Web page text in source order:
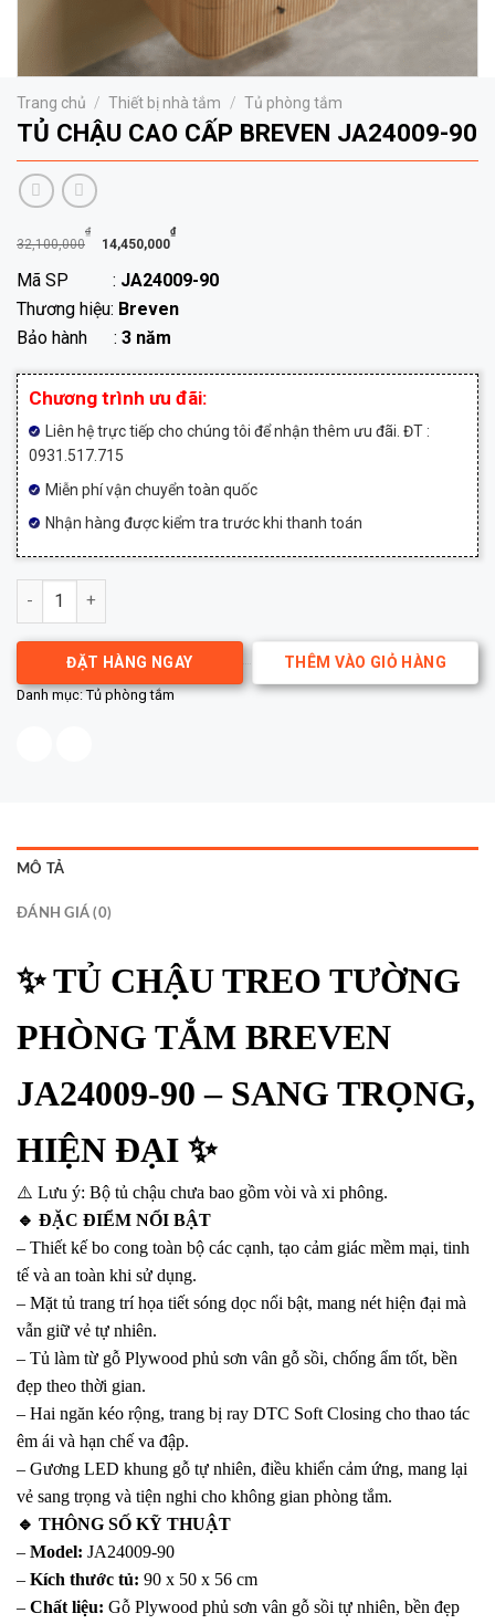
Trang chủ / Thiết bị nhà tắm / Tủ phòng tắm
TỦ CHẬU CAO CẤP BREVEN JA24009-90
32,100,000
₫
Giá
gốc
là:
32,100,000₫.
14,450,000
₫Giá
hiện
tại
là:
Mã SP : JA24009-90
Thương hiệu: Breven
Bảo hành : 3 năm
Chương trình ưu đãi:
Liên hệ trực tiếp cho chúng tôi để nhận thêm ưu đãi. ĐT :
0931.517.715
Miễn phí vận chuyển toàn quốc
Nhận hàng được kiểm tra trước khi thanh toán
TỦ CHẬU CAO CẤP BREVEN JA24009-90 số lượng
THÊM VÀO GIỎ HÀNG
ĐẶT HÀNG NGAY
Danh mục:Tủ phòng tắm
MÔ TẢ
ĐÁNH GIÁ (0)
✨ TỦ CHẬU TREO TƯỜNG
PHÒNG TẮM BREVEN
JA24009-90 – SANG TRỌNG,
HIỆN ĐẠI ✨
⚠️ Lưu ý: Bộ tủ chậu chưa bao gồm vòi và xi phông.
🔹 ĐẶC ĐIỂM NỔI BẬT
– Thiết kế bo cong toàn bộ các cạnh, tạo cảm giác mềm mại, tinh
tế và an toàn khi sử dụng.
– Mặt tủ trang trí họa tiết sóng dọc nổi bật, mang nét hiện đại mà
vẫn giữ vẻ tự nhiên.
– Tủ làm từ gỗ Plywood phủ sơn vân gỗ sồi, chống ẩm tốt, bền
đẹp theo thời gian.
– Hai ngăn kéo rộng, trang bị ray DTC Soft Closing cho thao tác
êm ái và hạn chế va đập.
– Gương LED khung gỗ tự nhiên, điều khiển cảm ứng, mang lại
vẻ sang trọng và tiện nghi cho không gian phòng tắm.
🔹 THÔNG SỐ KỸ THUẬT
– Model: JA24009-90
– Kích thước tủ: 90 x 50 x 56 cm
– Chất liệu: Gỗ Plywood phủ sơn vân gỗ sồi tự nhiên, bền đẹp